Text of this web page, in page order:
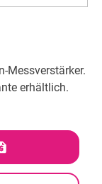
Messverstärker.
erhältlich.